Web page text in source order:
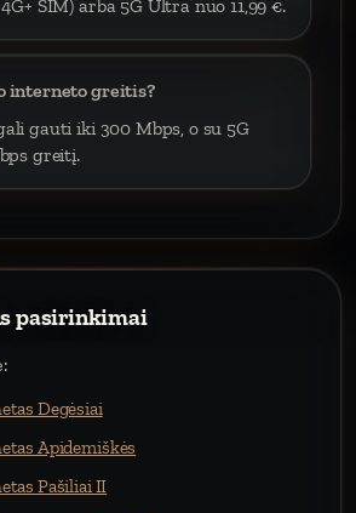
SIM) arba 5G Ultra nuo 11,99 €.
interneto greitis?
gauti iki 300 Mbps, o su 5G
greitį.
pasirinkimai
Degėsiai
Apidemiškės
Pašiliai II